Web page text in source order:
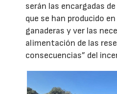
serán las encargadas
que se han producido
ganaderas y ver las
alimentación de las
consecuencias” del